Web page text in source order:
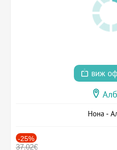
виж
Нона -
-25%
37.02€